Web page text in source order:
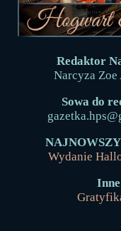
Redaktor
Narcyza Zoe
Sowa do
Wydanie
Inne